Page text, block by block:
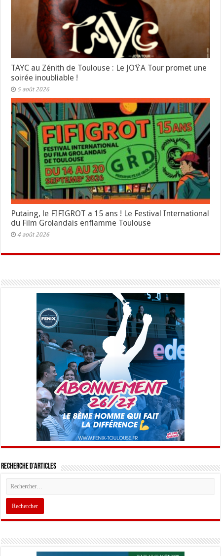
TAYC au Zénith de Toulouse : Le JOŸA Tour promet une
soirée inoubliable !
5 août 2026
Putaing, le FIFIGROT a 15 ans ! Le Festival International
du Film Grolandais enflamme Toulouse
4 août 2026
Recherche d’articles